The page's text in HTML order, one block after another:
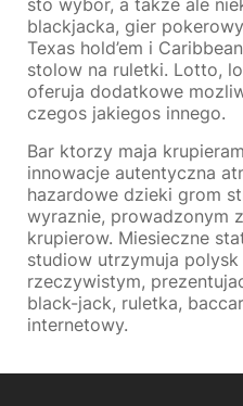
sto wybor, a takze ale
blackjacka, gier
Texas hold’em i
stolow na ruletki. Lotto,
oferuja dodatkowe
czegos jakiegos innego.
Bar ktorzy maja
innowacje autentyczna
hazardowe dzieki grom
wyraznie, prowadzonym
krupierow. Miesieczne
studiow utrzymuja
rzeczywistym,
black-jack, ruletka,
internetowy.